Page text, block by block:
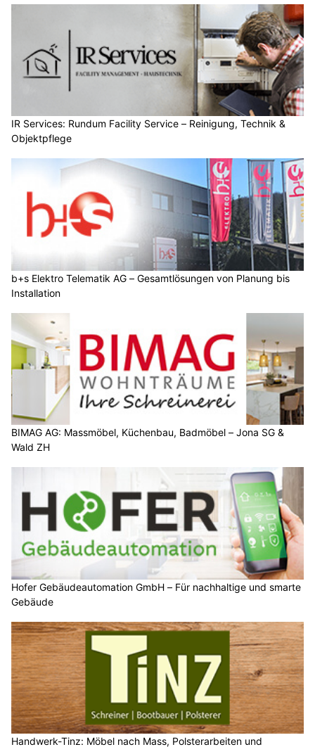
IR Services: Rundum Facility Service – Reinigung, Technik &
Objektpflege
b+s Elektro Telematik AG – Gesamtlösungen von Planung bis
Installation
BIMAG AG: Massmöbel, Küchenbau, Badmöbel – Jona SG &
Wald ZH
Hofer Gebäudeautomation GmbH – Für nachhaltige und smarte
Gebäude
Handwerk-Tinz: Möbel nach Mass, Polsterarbeiten und